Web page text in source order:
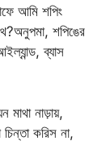
আমি শপিং
শপিঙের
ব্যাস
মাথা নাড়ায়,
করিস না,